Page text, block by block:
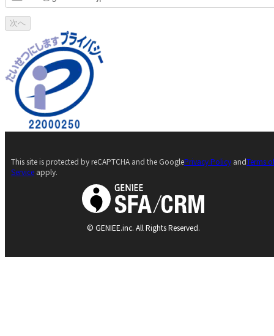
次へ
© GENIEE.inc. All Rights Reserved.
This site is protected by reCAPTCHA and the GooglePrivacy Policy andTerms
Service apply.